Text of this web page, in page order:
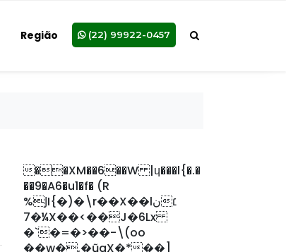
Região (22) 99922-0457
��XM��6��W |ɥ���l{�.�
��9�A6�u1�f� (R
%ͿI{�)�\r��X��lن׆
7�¼X��<��J�6Lx
�`�=�>��-\(oo
��w�,�ũqX�*��]